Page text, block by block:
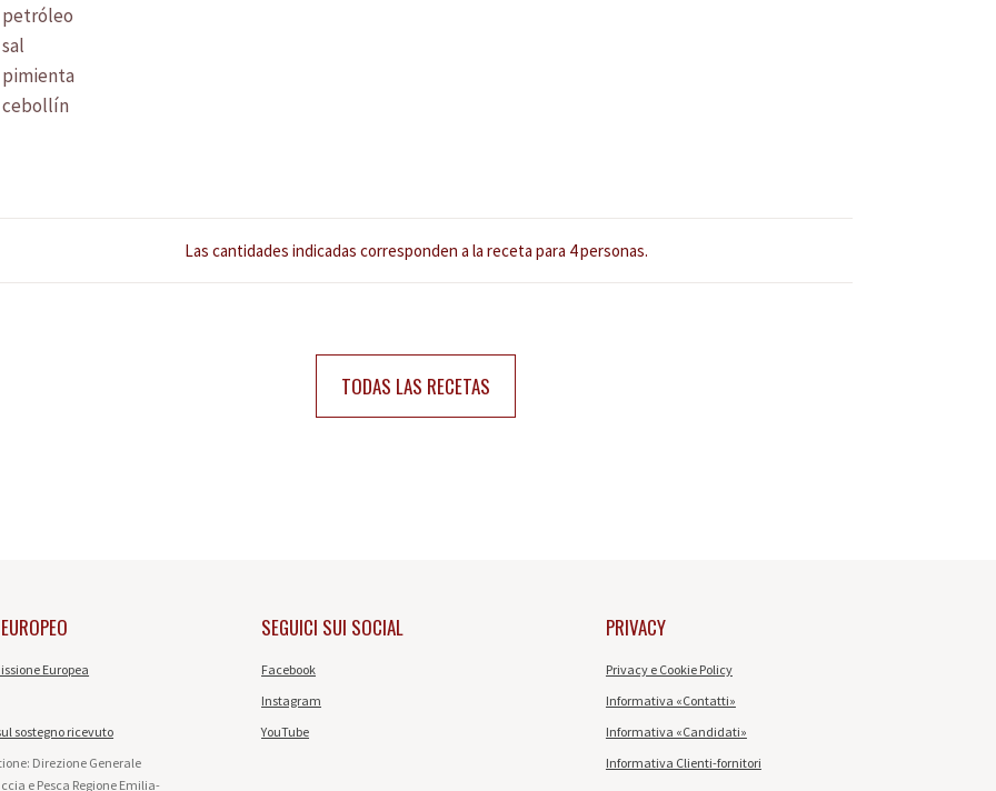
petróleo
sal
pimienta
cebollín
Las cantidades indicadas corresponden a la receta para 4 personas.
TODAS LAS RECETAS
Europea
sostegno ricevuto
Direzione Generale
e Pesca Regione Emilia-
SEGUICI SUI SOCIAL
Facebook
Instagram
YouTube
PRIVACY
Privacy e Cookie Policy
Informativa «Contatti»
Informativa «Candidati»
Informativa Clienti-fornitori